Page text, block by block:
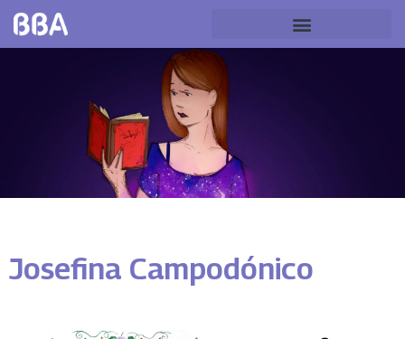
Josefina Campodónico